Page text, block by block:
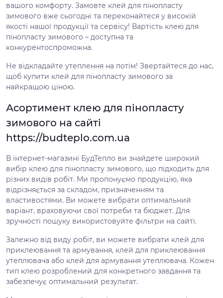
вашого комфорту. Замовте клей для пінопласту
зимового вже сьогодні та переконайтеся у високій
якості нашої продукції та сервісу! Вартість клею для
пінопласту зимового – доступна та
конкурентоспроможна.
Не відкладайте утеплення на потім! Звертайтеся до нас,
щоб купити клей для пінопласту зимового за
найкращою ціною.
Асортимент клею для пінопласту
зимового на сайті
https://budteplo.com.ua
В інтернет-магазині БудТепло ви знайдете широкий
вибір клею для пінопласту зимового, що підходить для
різних видів робіт. Ми пропонуємо продукцію, яка
відрізняється за складом, призначенням та
властивостями. Ви можете вибрати оптимальний
варіант, враховуючи свої потреби та бюджет. Для
зручності пошуку використовуйте фільтри на сайті.
Залежно від виду робіт, ви можете вибрати клей для
приклеювання та армування, клей для приклеювання
утеплювача або клей для армування утеплювача. Кожен
тип клею розроблений для конкретного завдання та
забезпечує оптимальний результат.